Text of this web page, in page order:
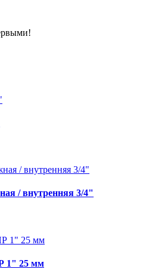
/ внутренняя 3/4"
1" 25 мм